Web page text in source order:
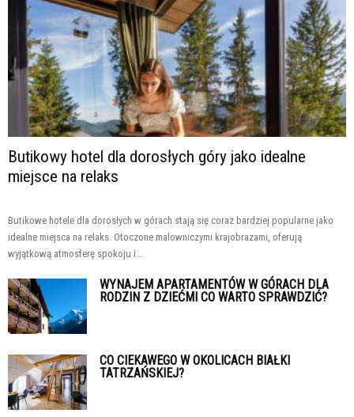
Butikowy hotel dla dorosłych góry jako idealne
miejsce na relaks
Butikowe hotele dla dorosłych w górach stają się coraz bardziej popularne jako
idealne miejsca na relaks. Otoczone malowniczymi krajobrazami, oferują
wyjątkową atmosferę spokoju i...
WYNAJEM APARTAMENTÓW W GÓRACH DLA
RODZIN Z DZIEĆMI CO WARTO SPRAWDZIĆ?
CO CIEKAWEGO W OKOLICACH BIAŁKI
TATRZAŃSKIEJ?